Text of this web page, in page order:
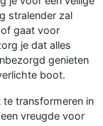
stralender zal
gaat voor
je dat alles
genieten
boot.
transformeren in
vreugde voor